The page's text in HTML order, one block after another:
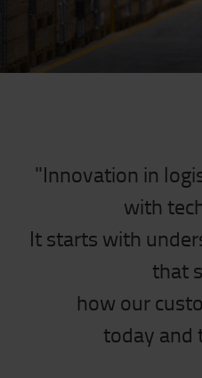
"Innovation in
with
It starts with
that
how our
today and